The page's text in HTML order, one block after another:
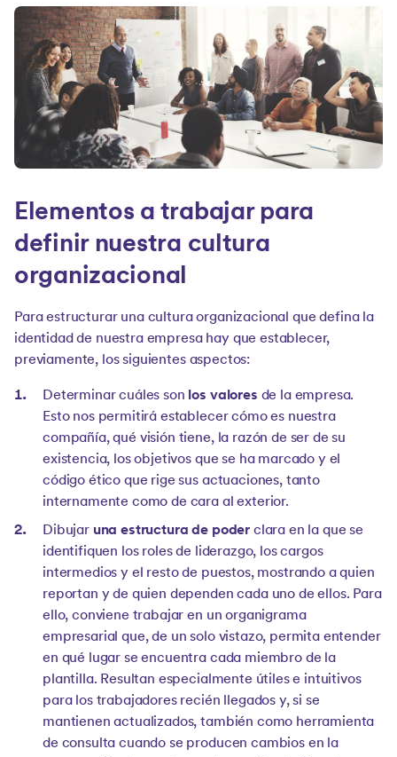
Elementos a trabajar para
definir nuestra cultura
organizacional
Para estructurar una cultura organizacional que defina la
identidad de nuestra empresa hay que establecer,
previamente, los siguientes aspectos:
Determinar cuáles son los valores de la empresa.
Esto nos permitirá establecer cómo es nuestra
compañía, qué visión tiene, la razón de ser de su
existencia, los objetivos que se ha marcado y el
código ético que rige sus actuaciones, tanto
internamente como de cara al exterior.
Dibujar una estructura de poder clara en la que se
identifiquen los roles de liderazgo, los cargos
intermedios y el resto de puestos, mostrando a quien
reportan y de quien dependen cada uno de ellos. Para
ello, conviene trabajar en un organigrama
empresarial que, de un solo vistazo, permita entender
en qué lugar se encuentra cada miembro de la
plantilla. Resultan especialmente útiles e intuitivos
para los trabajadores recién llegados y, si se
mantienen actualizados, también como herramienta
de consulta cuando se producen cambios en la